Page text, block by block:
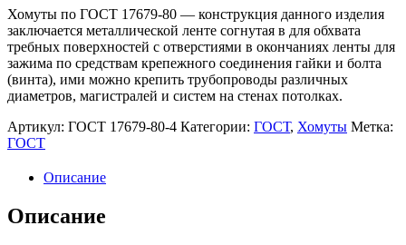
Хомуты по ГОСТ 17679-80 — конструкция данного изделия
заключается металлической ленте согнутая в для обхвата
требных поверхностей с отверстиями в окончаниях ленты для
зажима по средствам крепежного соединения гайки и болта
(винта), ими можно крепить трубопроводы различных
диаметров, магистралей и систем на стенах потолках.
Артикул: ГОСТ 17679-80-4 Категории: ГОСТ, Хомуты Метка:
ГОСТ
Описание
Описание